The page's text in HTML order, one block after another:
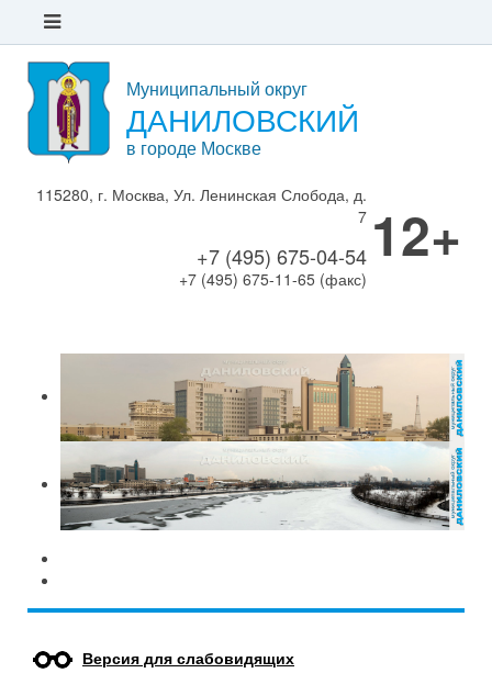
Муниципальный округ
ДАНИЛОВСКИЙ
в городе Москве
115280, г. Москва, Ул. Ленинская Слобода, д.
7
+7 (495) 675-04-54
+7 (495) 675-11-65 (факс)
12+
Версия для слабовидящих